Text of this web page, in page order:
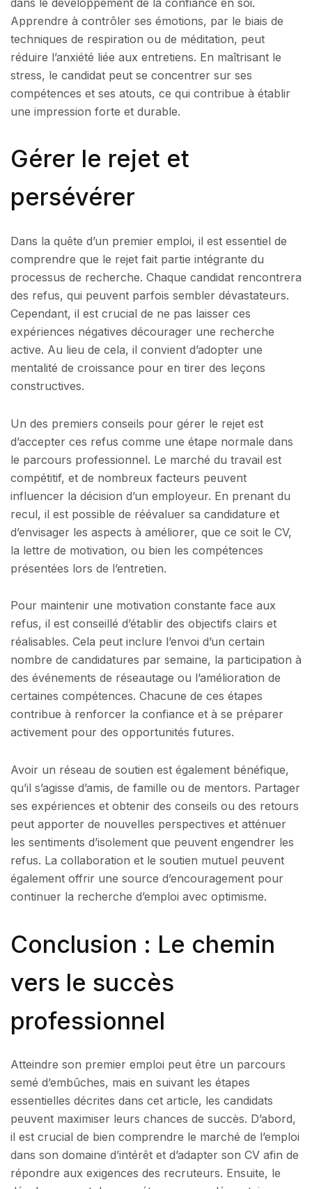
Apprendre à contrôler ses émotions, par le biais de
techniques de respiration ou de méditation, peut
réduire l’anxiété liée aux entretiens. En maîtrisant le
stress, le candidat peut se concentrer sur ses
compétences et ses atouts, ce qui contribue à établir
une impression forte et durable.
Gérer le rejet et
persévérer
Dans la quête d’un premier emploi, il est essentiel de
comprendre que le rejet fait partie intégrante du
processus de recherche. Chaque candidat rencontrera
des refus, qui peuvent parfois sembler dévastateurs.
Cependant, il est crucial de ne pas laisser ces
expériences négatives décourager une recherche
active. Au lieu de cela, il convient d’adopter une
mentalité de croissance pour en tirer des leçons
constructives.
Un des premiers conseils pour gérer le rejet est
d’accepter ces refus comme une étape normale dans
le parcours professionnel. Le marché du travail est
compétitif, et de nombreux facteurs peuvent
influencer la décision d’un employeur. En prenant du
recul, il est possible de réévaluer sa candidature et
d’envisager les aspects à améliorer, que ce soit le CV,
la lettre de motivation, ou bien les compétences
présentées lors de l’entretien.
Pour maintenir une motivation constante face aux
refus, il est conseillé d’établir des objectifs clairs et
réalisables. Cela peut inclure l’envoi d’un certain
nombre de candidatures par semaine, la participation à
des événements de réseautage ou l’amélioration de
certaines compétences. Chacune de ces étapes
contribue à renforcer la confiance et à se préparer
activement pour des opportunités futures.
Avoir un réseau de soutien est également bénéfique,
qu’il s’agisse d’amis, de famille ou de mentors. Partager
ses expériences et obtenir des conseils ou des retours
peut apporter de nouvelles perspectives et atténuer
les sentiments d’isolement que peuvent engendrer les
refus. La collaboration et le soutien mutuel peuvent
également offrir une source d’encouragement pour
continuer la recherche d’emploi avec optimisme.
Conclusion : Le chemin
vers le succès
professionnel
Atteindre son premier emploi peut être un parcours
semé d’embûches, mais en suivant les étapes
essentielles décrites dans cet article, les candidats
peuvent maximiser leurs chances de succès. D’abord,
il est crucial de bien comprendre le marché de l’emploi
dans son domaine d’intérêt et d’adapter son CV afin de
répondre aux exigences des recruteurs. Ensuite, le